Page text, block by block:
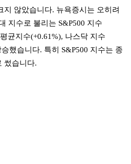
지 않았습니다. 뉴욕증시는 오히려
지수로 불리는 S&P500 지수
균지수(+0.61%), 나스닥 지수
했습니다. 특히 S&P500 지수는 종
썼습니다.